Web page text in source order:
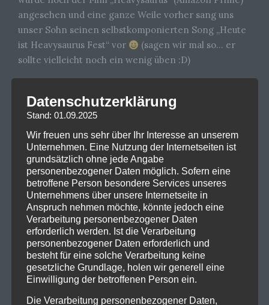
angesehen und eine ganze Weile vorher sang uns
unser Sohn seinen selbstkomponierten Song „Heute
ist Heavysaurus Fest“ vor
(sagen wir mal so… er
sollte vielleicht noch ein wenig üben :D)
in der Eskara Halle um die Heavysaurus live zu
erleben.
Datenschutzerklärung
Stand: 01.09.2025
Wir freuen uns sehr über Ihr Interesse an unserem
Unternehmen. Eine Nutzung der Internetseiten ist
grundsätzlich ohne jede Angabe
personenbezogener Daten möglich. Sofern eine
betroffene Person besondere Services unseres
Unternehmens über unsere Internetseite in
Anspruch nehmen möchte, könnte jedoch eine
Verarbeitung personenbezogener Daten
erforderlich werden. Ist die Verarbeitung
personenbezogener Daten erforderlich und
besteht für eine solche Verarbeitung keine
gesetzliche Grundlage, holen wir generell eine
Einwilligung der betroffenen Person ein.
Die Verarbeitung personenbezogener Daten,